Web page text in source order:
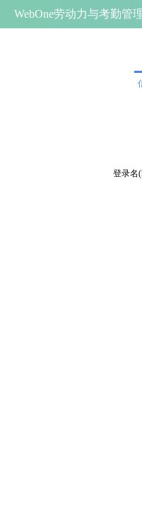
WebOne劳动力与考勤管
登录名